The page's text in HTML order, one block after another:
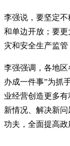
李强说，要坚定
和单边开放；要
灾和安全生产监管
李强强调，各地
办成一件事”为抓
业经营创造更多
新情况、解决新
功夫，全面提高政